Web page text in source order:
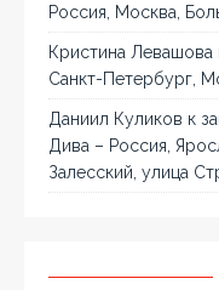
Россия, Москва,
Кристина Левашова
Санкт-Петербург,
Даниил Куликов к
Дива – Россия,
Залесский, улица